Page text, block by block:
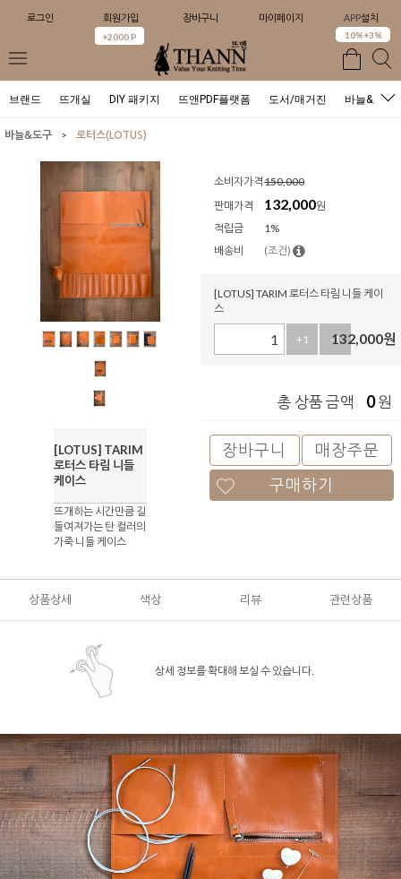
로그인 회원가입
+2000 P
장바구니 마이페이지 APP설치
10%+3%
브랜드 뜨개실 DIY 패키지 뜨앤PDF플랫폼 도서/매거진 바늘&도구
바늘&도구 > 로터스(LOTUS)
[LOTUS] TARIM
로터스 타림 니들
케이스
뜨개하는 시간만큼 길
들여져가는 탄 컬러의
가죽 니들 케이스
소비자가격150,000
판매가격
132,000원
적립금
1%
배송비
(조건)
[LOTUS] TARIM 로터스 타림 니들 케이
스
+1 -1
132,000원
총 상품 금액 0원
장바구니
매장주문
구매하기
상품상세 색상 리뷰 관련상품
상세 정보를 확대해 보실 수 있습니다.